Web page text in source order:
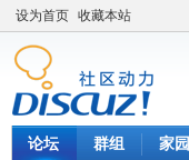
设为首页 收藏本站
论坛 群组 家园